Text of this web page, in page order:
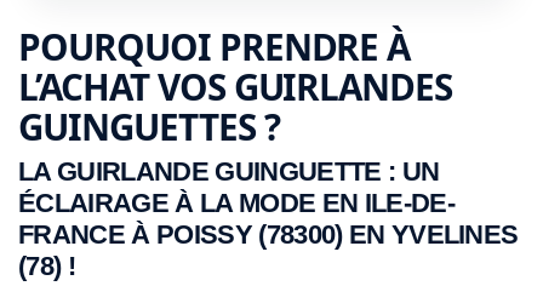
POURQUOI PRENDRE À
L’ACHAT VOS GUIRLANDES
GUINGUETTES ?
LA GUIRLANDE GUINGUETTE : UN
ÉCLAIRAGE À LA MODE EN ILE-DE-
FRANCE À POISSY (78300) EN YVELINES
(78) !